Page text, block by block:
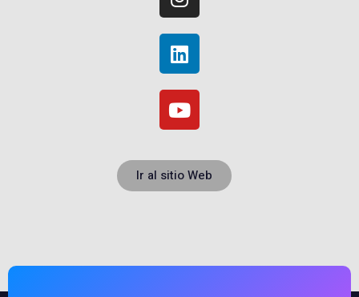
Ir al sitio Web